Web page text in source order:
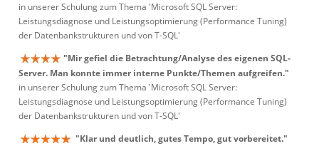
in unserer Schulung zum Thema 'Microsoft SQL Server:
Leistungsdiagnose und Leistungsoptimierung (Performance Tuning)
der Datenbankstrukturen und von T-SQL'
"Mir gefiel die Betrachtung/Analyse des eigenen SQL-
Server. Man konnte immer interne Punkte/Themen aufgreifen."
in unserer Schulung zum Thema 'Microsoft SQL Server:
Leistungsdiagnose und Leistungsoptimierung (Performance Tuning)
der Datenbankstrukturen und von T-SQL'
"Klar und deutlich, gutes Tempo, gut vorbereitet."